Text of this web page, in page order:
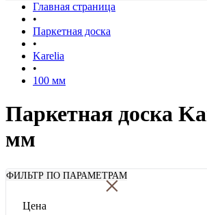
Главная страница
•
Паркетная доска
•
Karelia
•
100 мм
Паркетная доска
мм
ФИЛЬТР ПО ПАРАМЕТРАМ
×
Цена